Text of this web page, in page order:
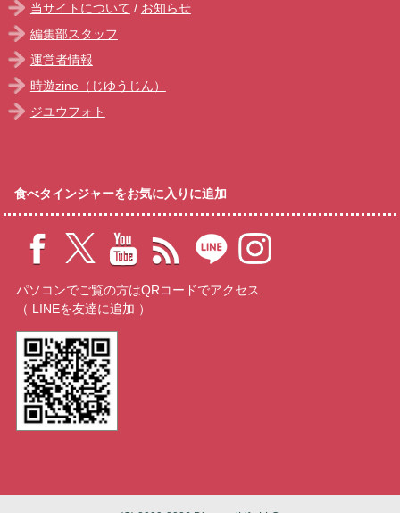
当サイトについて / お知らせ
編集部スタッフ
運営者情報
時遊zine（じゆうじん）
ジユウフォト
食べタインジャーをお気に入りに追加
パソコンでご覧の方はQRコードでアクセス
（ LINEを友達に追加 ）